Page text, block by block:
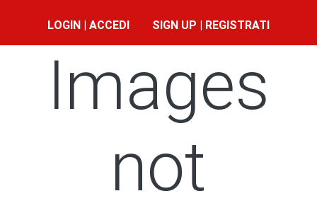
LOGIN | ACCEDI SIGN UP | REGISTRATI
Images
not